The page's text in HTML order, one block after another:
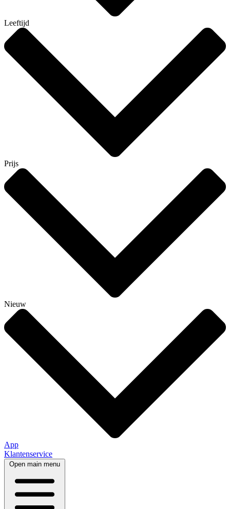
Leeftijd
Prijs
Nieuw
App
Klantenservice
Open main menu